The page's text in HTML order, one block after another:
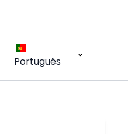
Português